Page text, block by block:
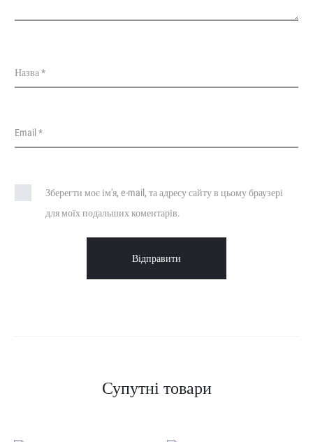
Назва*
Email *
Зберегти моє ім'я, e-mail, та адресу сайту в цьому браузері
для моїх подальших коментарів.
Супутні товари